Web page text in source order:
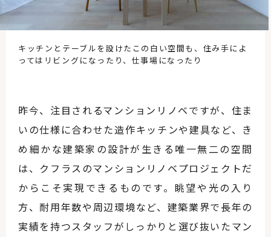
キッチンとテーブルを設けたこの白い空間も、住み手によ
ってはリビングになったり、仕事場になったり
昨今、注目されるマンションリノベですが、住ま
いの仕様に合わせた造作キッチンや建具など、き
め細かな建築家の設計が生きる唯一無二の空間
は、クフラスのマンションリノベプロジェクトだ
からこそ実現できるものです。眺望や光の入り
方、耐用年数や周辺環境など、建築業界で長年の
実績を持つスタッフがしっかりと選び抜いたマン